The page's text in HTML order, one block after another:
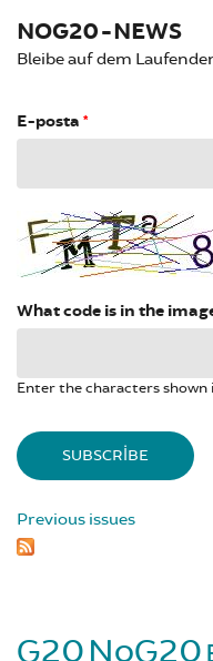
NOG20-NEWS
Bleibe auf dem
E-posta *
What code is in the
Enter the characters shown
Previous issues
G20NoG20